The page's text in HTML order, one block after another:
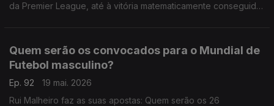
da Premier League, até à vitória matematicamente conseguida
Quem serão os convocados para o Mundial de
Futebol masculino?
Ep. 92
19 mai. 2026
Rui Malheiro faz as suas apostas: Quem serão os 26